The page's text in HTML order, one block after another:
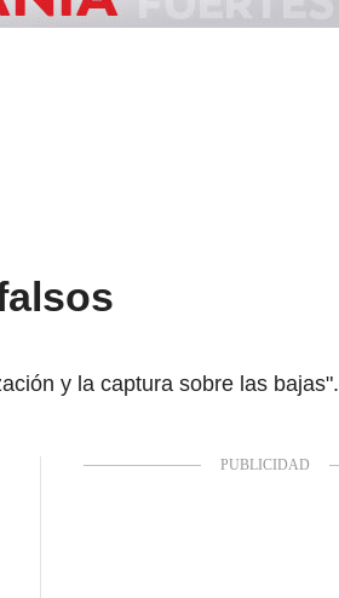
y la captura sobre las bajas".